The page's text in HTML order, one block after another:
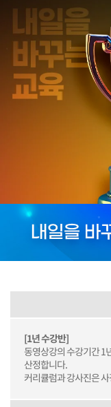
[1년 수강반]
동영상강의 수강기간 1
산정합니다.
커리큘럼과 강사진은